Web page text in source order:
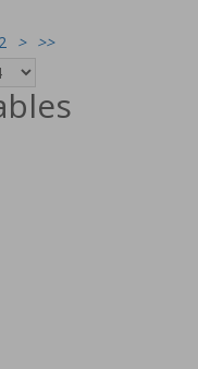
> >>